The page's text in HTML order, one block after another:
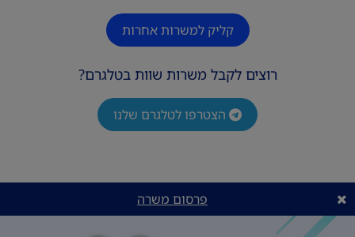
קליק למשרות אחרות
רוצים לקבל משרות שוות בטלגרם?
הצטרפו לטלגרם שלנו
פרסום משרה